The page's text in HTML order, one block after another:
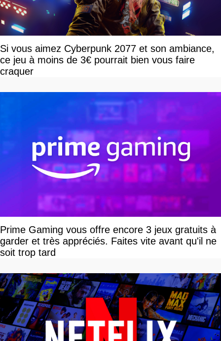
Si vous aimez Cyberpunk 2077 et son ambiance,
ce jeu à moins de 3€ pourrait bien vous faire
craquer
Prime Gaming vous offre encore 3 jeux gratuits à
garder et très appréciés. Faites vite avant qu'il ne
soit trop tard